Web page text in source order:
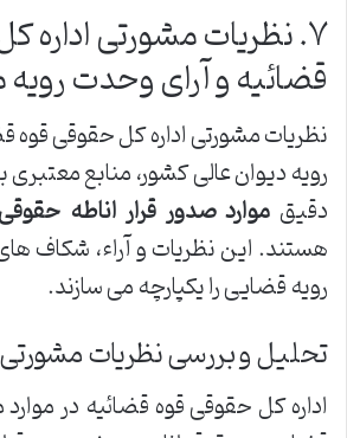
۷. نظریات مشورتی اداره
قضائیه و آرای وحدت
نظریات مشورتی اداره کل حقوقی قوه
رویه دیوان عالی کشور، منابع
دقیق موارد صدور قرار اناطه حقوقی
هستند. این نظریات و آراء، شکاف های
رویه قضایی را یکپارچه می سازند.
تحلیل و بررسی نظریات
اداره کل حقوقی قوه قضائیه در